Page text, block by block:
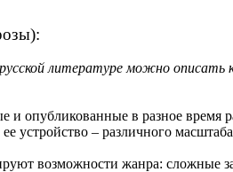
литературе можно описать
и опубликованные в разное
устройство – различного
возможности жанра: